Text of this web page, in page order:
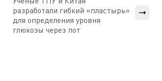
разработали гибкий «пластырь»
для определения уровня
глюкозы через пот